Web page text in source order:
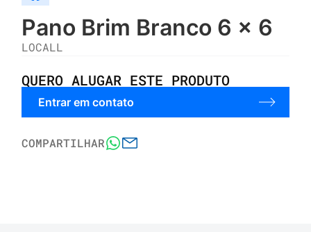
Pano Brim Branco 6 x 6
LOCALL
QUERO ALUGAR ESTE PRODUTO
Entrar em contato
COMPARTILHAR